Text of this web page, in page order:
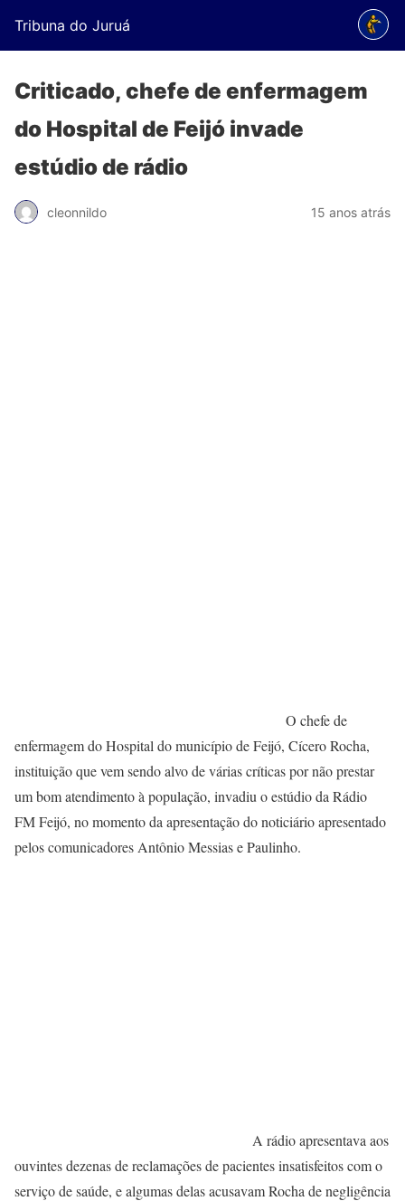
Tribuna do Juruá
Criticado, chefe de enfermagem
do Hospital de Feijó invade
estúdio de rádio
cleonnildo 15 anos atrás
O chefe de
enfermagem do Hospital do município de Feijó, Cícero Rocha,
instituição que vem sendo alvo de várias críticas por não prestar
um bom atendimento à população, invadiu o estúdio da Rádio
FM Feijó, no momento da apresentação do noticiário apresentado
pelos comunicadores Antônio Messias e Paulinho.
A rádio apresentava aos
ouvintes dezenas de reclamações de pacientes insatisfeitos com o
serviço de saúde, e algumas delas acusavam Rocha de negligência